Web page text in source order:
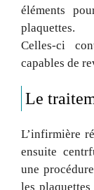
éléments
plaquettes.
Celles-ci
capables de
Le
L’infirmière
ensuite
une
les